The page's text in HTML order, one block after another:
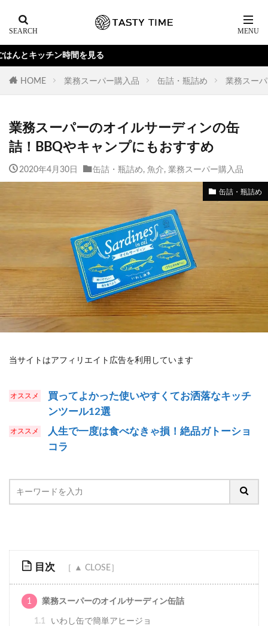
る
HOME 業務スーパー購入品 缶詰・瓶詰め 業務スー
業務スーパーのオイルサーディンの缶
詰！BBQやキャンプにもおすすめ
2020年4月30日 缶詰・瓶詰め, 魚介, 業務スーパー購入品
缶詰・瓶詰め
当サイトはアフィリエイト広告を利用しています
買ってよかった使いやすくてお洒落なキッチ
ンツール12選
人生で一度は食べなきゃ損！絶品ガトーショ
コラ
目次
1 業務スーパーのオイルサーディン缶詰
1.1 いわし缶で簡単アヒージョ